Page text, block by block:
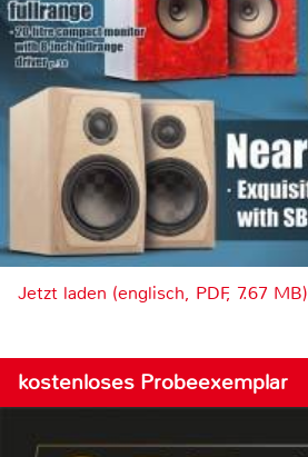
Jetzt laden (englisch, PDF, 7.67 MB)
kostenloses Probeexemplar